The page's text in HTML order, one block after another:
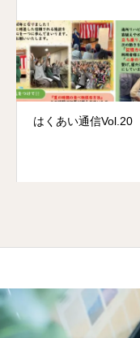
はくあい通信Vol.20